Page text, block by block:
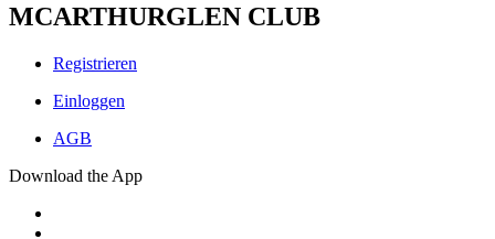
MCARTHURGLEN CLUB
Registrieren
Einloggen
AGB
Download the App